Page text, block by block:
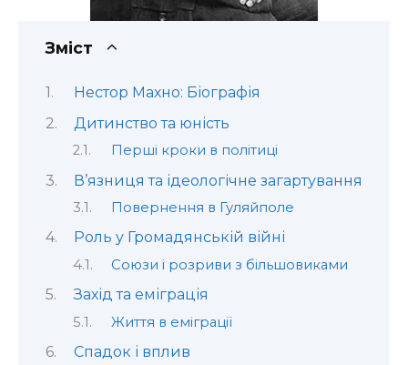
Зміст
Нестор Махно: Біографія
Дитинство та юність
Перші кроки в політиці
В’язниця та ідеологічне загартування
Повернення в Гуляйполе
Роль у Громадянській війні
Союзи і розриви з більшовиками
Захід та еміграція
Життя в еміграції
Спадок і вплив